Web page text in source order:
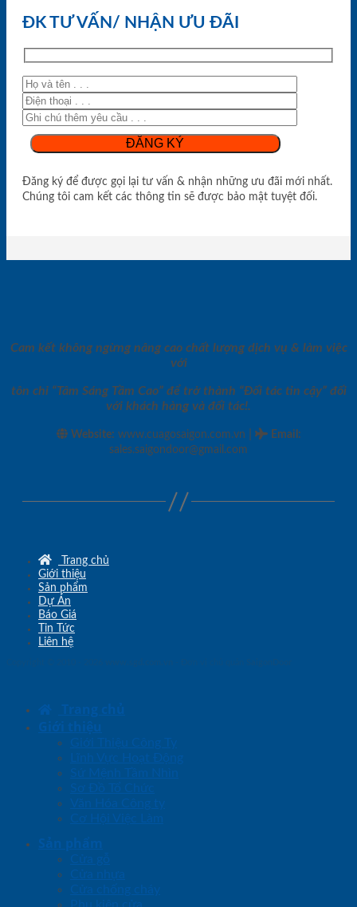
ĐK TƯ VẤN/ NHẬN ƯU ĐÃI
Đăng ký để được gọi lại tư vấn & nhận những ưu đãi mới nhất.
Chúng tôi cam kết các thông tin sẽ được bảo mật tuyệt đối.
Cam kết không ngừng nâng cao chất lượng dịch vụ & làm việc
với
tôn chỉ “Tâm Sáng Tầm Cao” để trở thành “Đối tác tin cậy” đối
với khách hàng và đối tác!.
Website: www.cuagosaigon.com.vn Email :
sales.saigondoor@gmail.com
Trang chủ
Giới thiệu
Sản phẩm
Dự Án
Báo Giá
Tin Tức
Liên hệ
Trang chủ
Giới thiệu
Giới Thiệu Công Ty
Lĩnh Vực Hoạt Động
Sứ Mệnh Tầm Nhìn
Sơ Đồ Tổ Chức
Văn Hóa Công ty
Cơ Hội Việc Làm
Sản phẩm
Cửa gỗ
Cửa nhựa
Cửa chống cháy